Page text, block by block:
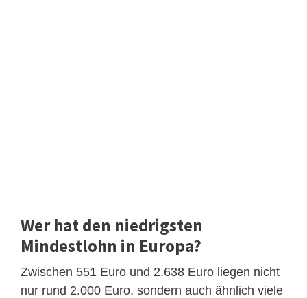
Wer hat den niedrigsten
Mindestlohn in Europa?
Zwischen 551 Euro und 2.638 Euro liegen nicht
nur rund 2.000 Euro, sondern auch ähnlich viele